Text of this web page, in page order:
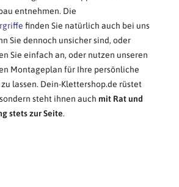
entnehmen. Die
finden Sie natürlich auch bei uns
Sie dennoch unsicher sind, oder
Sie einfach an, oder nutzen unseren
Montageplan für Ihre persönliche
lassen. Dein-Klettershop.de rüstet
steht ihnen auch mit Rat und
stets zur Seite.